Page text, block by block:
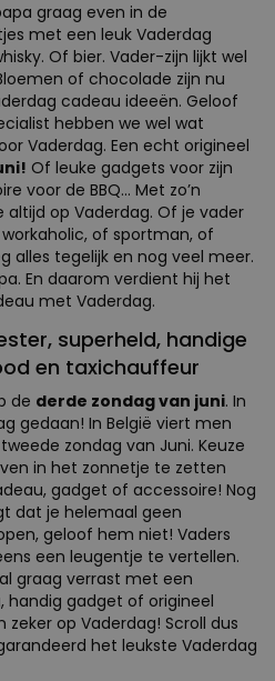
graag even in de
met een leuk Vaderdag
Of bier. Vader-zijn lijkt wel
of chocolade zijn nu
cadeau ideeën. Geloof
hebben we wel wat
Vaderdag. Een echt origineel
Of leuke gadgets voor zijn
voor de BBQ... Met zo’n
op Vaderdag. Of je vader
of sportman, of
alles tegelijk en nog veel meer.
En daarom verdient hij het
met Vaderdag.
superheld, handige
en taxichauffeur
de derde zondag van juni. In
gedaan! In België viert men
zondag van Juni. Keuze
in het zonnetje te zetten
gadget of accessoire! Nog
dat je helemaal geen
geloof hem niet! Vaders
een leugentje te vertellen.
graag verrast met een
handig gadget of origineel
zeker op Vaderdag! Scroll dus
het leukste Vaderdag